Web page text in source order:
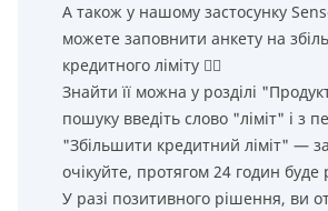
А також у нашому застосунку
можете заповнити анкету на
кредитного ліміту 👌🏻
Знайти її можна у розділі
пошуку введіть слово "ліміт" і з
"Збільшити кредитний ліміт" —
очікуйте, протягом 24 годин
У разі позитивного рішення, ви